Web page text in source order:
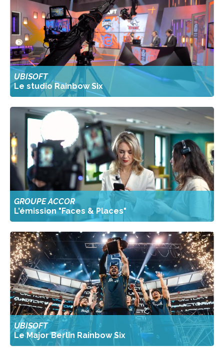
UBISOFT
Le studio Rainbow Six
GROUPE ACCOR
L'émission "Faces & Places"
UBISOFT
Le Major Berlin Rainbow Six